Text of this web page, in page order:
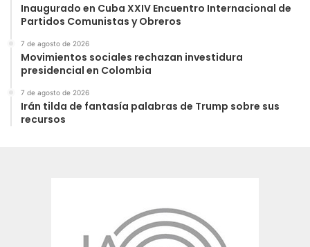
Inaugurado en Cuba XXIV Encuentro Internacional de
Partidos Comunistas y Obreros
7 de agosto de 2026
Movimientos sociales rechazan investidura
presidencial en Colombia
7 de agosto de 2026
Irán tilda de fantasía palabras de Trump sobre sus
recursos